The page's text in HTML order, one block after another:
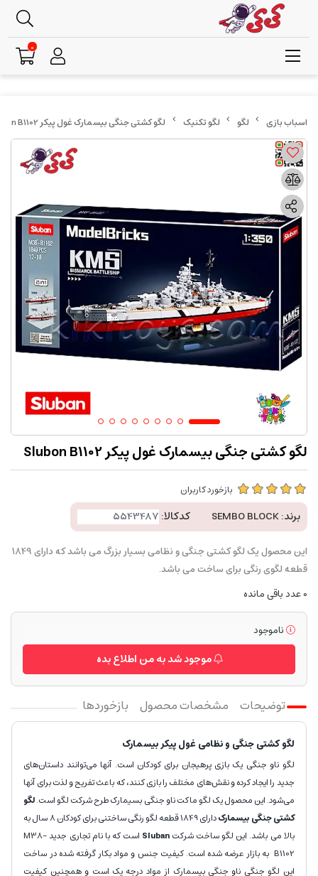
لگو لگو تکنیک لگو کشتی جنگی بیسمارک غول پیکر Slubon B1102
لگو کشتی جنگی بیسمارک غول پیکر Slubon B1102
بازخورد کاربران
برند:SEMBO BLOCK کدکالا:
این محصول یک لگو کشتی جنگی و نظامی بسیار بزرگ می باشد که دارای 1849
قطعه لگوی رنگی برای ساخت می باشد.
0عدد باقی مانده
ناموجود
موجود شد به من اطلاع بده
توضیحات مشخصات محصول بازخوردها
لگو کشتی جنگی و نظامی غول پیکر بیسمارک
لگو ناو جنگی یک بازی پرهیجان برای کودکان است. آنها می‌توانند داستان‌های
جدید را ایجاد کرده و نقش‌های مختلف را بازی کنند، که باعث تفریح و لذت برای آنها
می‌شود. این محصول یک لگو ماکت ناو جنگی بسیمارک طرح شرکت لگو است.لگو
کشتی جنگی بیسمارک
دارای 1849 قطعه لگو رنگی ساختنی برای کودکان 8 سال به
بالا می باشد. این لگو ساخت شرکتSluban
است که با نام تجاری جدید M38-
B1102 به بازار عرضه شده است. کیفیت جنس و مواد بکار گرفته شده در ساخت
این لگو جنگی ناو جنگی بیسمارک از مواد درجه یک است و همچنین کیفیت
0